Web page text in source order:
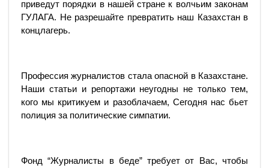
приведут порядки в нашей стране к волчьим законам
ГУЛАГА. Не разрешайте превратить наш Казахстан в
концлагерь.
Профессия журналистов стала опасной в Казахстане.
Наши статьи и репортажи неугодны не только тем,
кого мы критикуем и разоблачаем, Сегодня нас бьет
полиция за политические симпатии.
Фонд “Журналисты в беде” требует от Вас, чтобы